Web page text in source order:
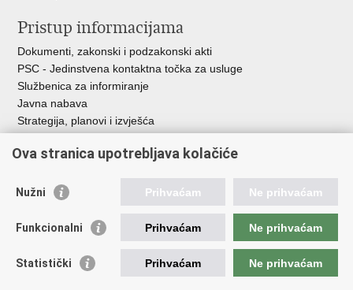
Pristup informacijama
Dokumenti, zakonski i podzakonski akti
PSC - Jedinstvena kontaktna točka za usluge
Službenica za informiranje
Javna nabava
Strategija, planovi i izvješća
Korisne poveznice
Vlada RH
ASOO
Ova stranica upotrebljava kolačiće
Nužni Prihvaćam Ne prihvaćam
Funkcionalni Prihvaćam Ne prihvaćam
Statistički Prihvaćam Ne prihvaćam